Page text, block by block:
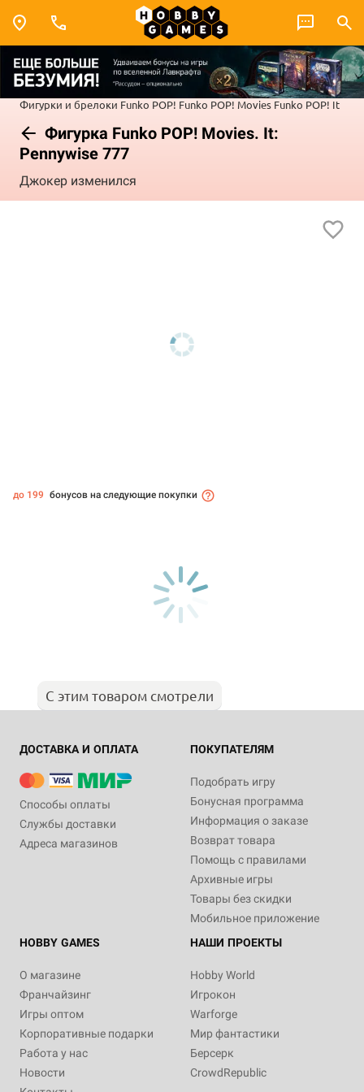
Фигурки и брелоки Funko POP! Funko POP! Movies Funko POP! It
Фигурка Funko POP! Movies. It:
Pennywise 777
Джокер изменился
до 199 бонусов на следующие покупки
С этим товаром смотрели
ДОСТАВКА И ОПЛАТА
Способы оплаты
Службы доставки
Адреса магазинов
ПОКУПАТЕЛЯМ
Подобрать игру
Бонусная программа
Информация о заказе
Возврат товара
Помощь с правилами
Архивные игры
Товары без скидки
Мобильное приложение
HOBBY GAMES
О магазине
Франчайзинг
Игры оптом
Корпоративные подарки
Работа у нас
Новости
НАШИ ПРОЕКТЫ
Hobby World
Игрокон
Warforge
Мир фантастики
Берсерк
CrowdRepublic